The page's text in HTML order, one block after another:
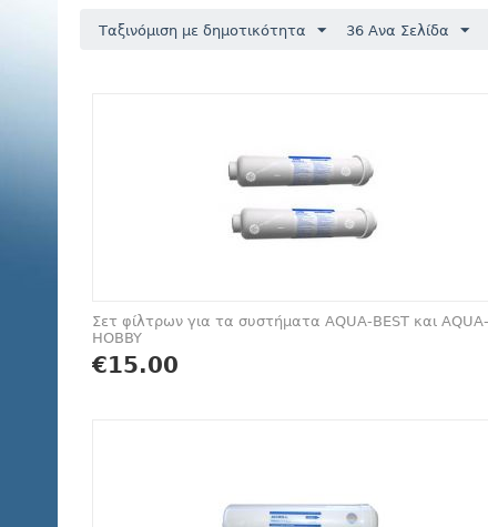
Ταξινόμιση με δημοτικότητα 36 Ανα Σελίδα
Σετ φίλτρων για τα συστήματα AQUA-BEST και AQUA-
HOBBY
€15.00